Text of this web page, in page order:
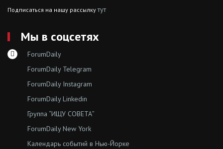
Подписаться на нашу рассылкутут
Мы в соцсетях
ForumDaily
ForumDaily Telegram
ForumDaily Instagram
ForumDaily Linkedin
Группа “ИЩУ СОВЕТА”
ForumDaily New York
Календарь событий в Нью-Йорке